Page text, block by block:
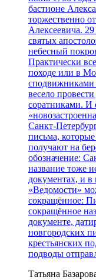
бастионе
торжественно
Алексеевича.
святых
небесный
Практически
походе или в
сподвижниками
весело
соратниками. И
Санкт-
письма,
получают на
обозначение:
название тоже
документах, и в
«Ведомости»
сокращённое:
сокращённое
документе,
новгородских
крестьянских
подводы
Татьяна